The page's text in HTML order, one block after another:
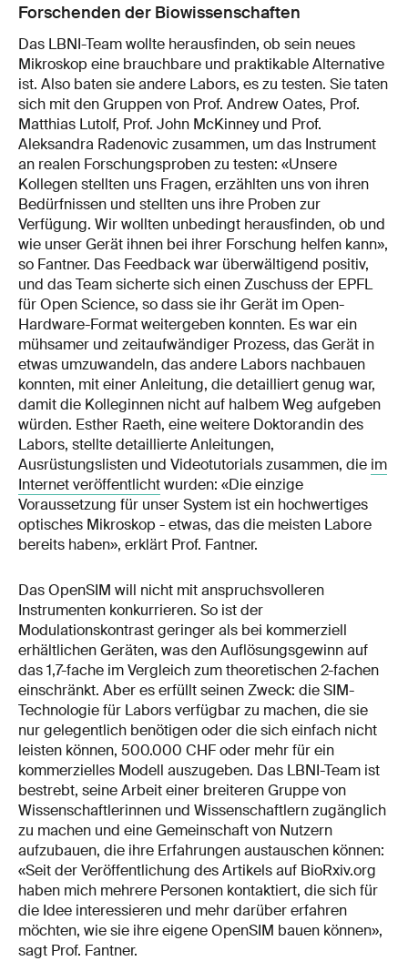
Forschenden der Biowissenschaften
Das LBNI-Team wollte herausfinden, ob sein neues
Mikroskop eine brauchbare und praktikable Alternative
ist. Also baten sie andere Labors, es zu testen. Sie taten
sich mit den Gruppen von Prof. Andrew Oates, Prof.
Matthias Lutolf, Prof. John McKinney und Prof.
Aleksandra Radenovic zusammen, um das Instrument
an realen Forschungsproben zu testen: «Unsere
Kollegen stellten uns Fragen, erzählten uns von ihren
Bedürfnissen und stellten uns ihre Proben zur
Verfügung. Wir wollten unbedingt herausfinden, ob und
wie unser Gerät ihnen bei ihrer Forschung helfen kann»,
so Fantner. Das Feedback war überwältigend positiv,
und das Team sicherte sich einen Zuschuss der EPFL
für Open Science, so dass sie ihr Gerät im Open-
Hardware-Format weitergeben konnten. Es war ein
mühsamer und zeitaufwändiger Prozess, das Gerät in
etwas umzuwandeln, das andere Labors nachbauen
konnten, mit einer Anleitung, die detailliert genug war,
damit die Kolleginnen nicht auf halbem Weg aufgeben
würden. Esther Raeth, eine weitere Doktorandin des
Labors, stellte detaillierte Anleitungen,
Ausrüstungslisten und Videotutorials zusammen, die im
Internet veröffentlichtwurden: «Die einzige
Voraussetzung für unser System ist ein hochwertiges
optisches Mikroskop - etwas, das die meisten Labore
bereits haben», erklärt Prof. Fantner.
Das OpenSIM will nicht mit anspruchsvolleren
Instrumenten konkurrieren. So ist der
Modulationskontrast geringer als bei kommerziell
erhältlichen Geräten, was den Auflösungsgewinn auf
das 1,7-fache im Vergleich zum theoretischen 2-fachen
einschränkt. Aber es erfüllt seinen Zweck: die SIM-
Technologie für Labors verfügbar zu machen, die sie
nur gelegentlich benötigen oder die sich einfach nicht
leisten können, 500.000 CHF oder mehr für ein
kommerzielles Modell auszugeben. Das LBNI-Team ist
bestrebt, seine Arbeit einer breiteren Gruppe von
Wissenschaftlerinnen und Wissenschaftlern zugänglich
zu machen und eine Gemeinschaft von Nutzern
aufzubauen, die ihre Erfahrungen austauschen können:
«Seit der Veröffentlichung des Artikels auf BioRxiv.org
haben mich mehrere Personen kontaktiert, die sich für
die Idee interessieren und mehr darüber erfahren
möchten, wie sie ihre eigene OpenSIM bauen können»,
sagt Prof. Fantner.